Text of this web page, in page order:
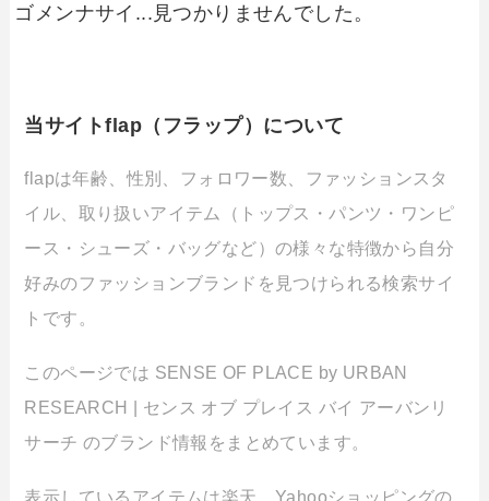
ゴメンナサイ...見つかりませんでした。
当サイトflap（フラップ）について
flapは年齢、性別、フォロワー数、ファッションスタ
イル、取り扱いアイテム（トップス・パンツ・ワンピ
ース・シューズ・バッグなど）の様々な特徴から自分
好みのファッションブランドを見つけられる検索サイ
トです。
このページでは SENSE OF PLACE by URBAN
RESEARCH | センス オブ プレイス バイ アーバンリ
サーチ のブランド情報をまとめています。
表示しているアイテムは楽天、Yahooショッピングの